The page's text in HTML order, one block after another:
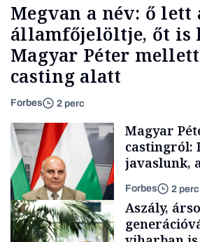
Megvan a név: ő lett
államfőjelöltje, őt is
Magyar Péter
casting alatt
Forbes 2 perc
Magyar
castingról:
javaslunk,
híreket,
meglepődni
Forbes 2 perc
Aszály,